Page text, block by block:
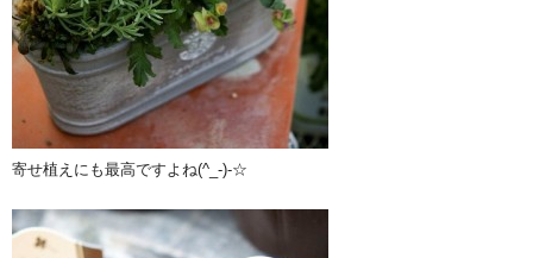
寄せ植えにも最高ですよね(^_-)-☆